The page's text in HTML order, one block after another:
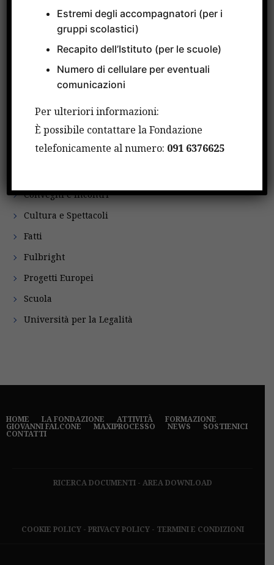
CATEGORIE
Attività Internazionali
Avvisi
Bandi
Borse di studio
Convegni e Incontri
Cultura e Spettacoli
Fatti
Fulbright
Progetti Europei
Scuola
Università per la Legalità
HOME LA FONDAZIONE ATTIVITÀ FORMAZIONE
GIOVANNI FALCONE MAXIPROCESSO NEWS SOSTIENICI
CONTATTI
RICERCA DOCUMENTI- AREA DOWNLOAD
COOKIE POLICY- PRIVACY POLICY- TERMINI E CONDIZIONI
Estremi degli accompagnatori (per i
gruppi scolastici)
Recapito dell’Istituto (per le scuole)
Numero di cellulare per eventuali
comunicazioni
Per ulteriori informazioni:
È possibile contattare la Fondazione
telefonicamente al numero: 091 6376625